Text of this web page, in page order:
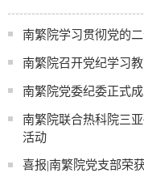
南繁院学习贯彻党的
南繁院召开党纪学习
南繁院党委纪委正式
南繁院联合热科院三
活动
喜报|南繁院党支部荣